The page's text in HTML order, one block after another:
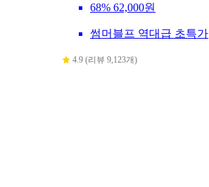
68% 62,000원
썸머블프 역대급 초특가
4.9 (리뷰 9,123개)